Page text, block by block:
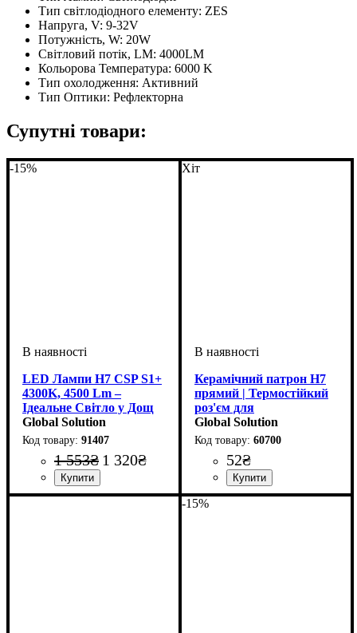
Тип світлодіодного елементу: ZES
Напруга, V: 9-32V
Потужність, W: 20W
Світловий потік, LM: 4000LM
Кольорова Температура: 6000 K
Тип охолодження: Активний
Тип Оптики: Рефлекторна
Супутні товари:
-15%
LED Лампи H7 CSP S1+
4300K, 4500 Lm –
Ідеальне Світло у Дощ
та Туман
Global Solution
91407
1 553₴ 1 320₴
Цоколь лампи: H7
Тип світлодіодного елементу:
Напруга, V: 9-32V
Потужність, W: 25W
Світловий потік, LM:
Кольорова Температура:
Хіт
Керамічний патрон H7
прямий | Термостійкий
роз'єм для
автомобільних фар
Global Solution
60700
52₴
-15%